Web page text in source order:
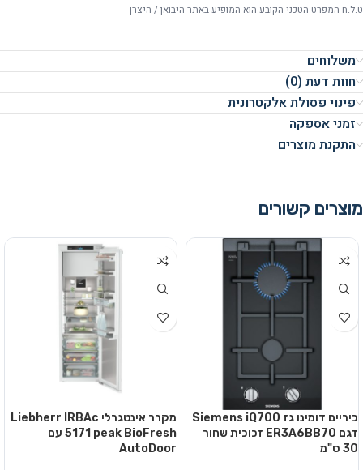
ט.ל.ח המפרט הטכני הקובע הוא המופיע באתר היבואן / היצרן
משלוחים
חוות דעת (0)
פינוי פסולת אלקטרונית
זמני אספקה
התקנת מוצרים
מוצרים קשורים
כיריים דומינו גז Siemens iQ700
דגם ER3A6BB70 זכוכית שחור
30 ס"מ
מקרר אינטגרלי Liebherr IRBAc
5171 peak BioFresh עם
AutoDoor